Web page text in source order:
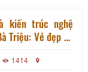
kiến trúc nghệ
Triệu: Vẻ đẹp và
1414